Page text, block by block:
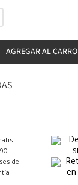
AGREGAR AL CARRO
de